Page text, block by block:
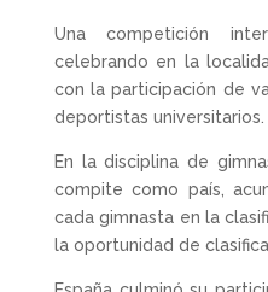
Una competición
celebrando en la
con la participación de
deportistas universitarios.
En la disciplina de
compite como país,
cada gimnasta en la
la oportunidad de